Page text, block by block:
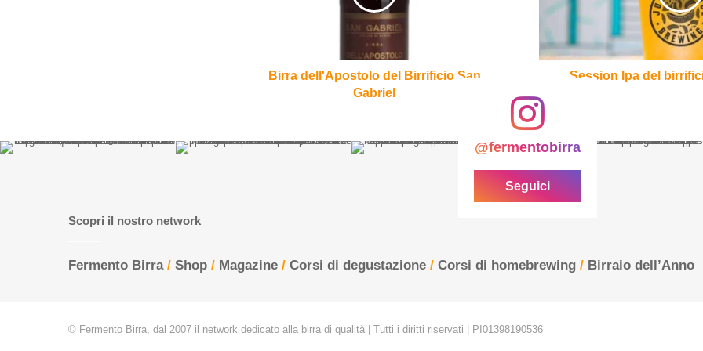
Birra dell'Apostolo del Birrificio San
Gabriel
Juice
Session Ipa del
@fermentobirra
Seguici
Scopri il nostro network
Fermento Birra/ Shop / Magazine / Corsi di degustazione / Corsi di homebrewing / Birraio dell’Anno
© Fermento Birra, dal 2007 il network dedicato alla birra di qualità | Tutti i diritti riservati | PI01398190536